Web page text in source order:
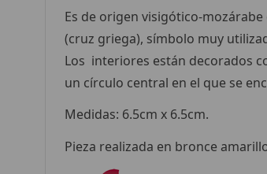
Es de origen visigótico-
(cruz griega), símbolo muy
Los interiores están decorados
un círculo central en el que se
Medidas: 6.5cm x 6.5cm.
Pieza realizada en bronce